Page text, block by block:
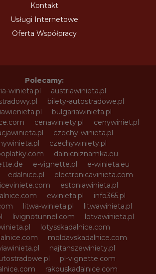
Kontakt
Usługi Internetowe
Oferta Współpracy
Polecamy:
winieta.pl
austriawinieta.pl
bilety-autostradowe.pl
bulgariawinieta.pl
cenawiniety.pl
cenywiniet.pl
czechy-winieta.pl
czechywiniety.pl
dalnicniznamka.eu
e-vignette.pl
e-winieta.eu
edalnice.pl
electronicavinieta.com
estoniawinieta.pl
ewinieta.pl
info365.pl
litwa-winieta.pl
litwawinieta.pl
livignotunnel.com
lotvawinieta.pl
lotysskadalnice.com
moldavskadalnice.com
najtanszewiniety.pl
pl-vignette.com
rakouskadalnice.com